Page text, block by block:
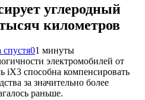
углеродный
километров
спустя01 минуты
электромобилей от
iX3 способна компенсировать
за значительно более
раньше.